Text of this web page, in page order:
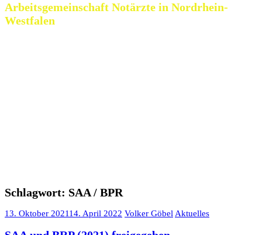
Arbeitsgemeinschaft Notärzte in Nordrhein-
Westfalen
Schlagwort: SAA / BPR
13. Oktober 202114. April 2022 Volker Göbel Aktuelles